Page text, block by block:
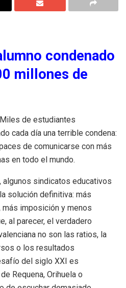
condenado
millones de
de estudiantes
cada día una terrible condena:
de comunicarse con más
en todo el mundo.
sindicatos educativos
solución definitiva: más
más imposición y menos
al parecer, el verdadero
no son las ratios, la
o los resultados
del siglo XXI es
Requena, Orihuela o